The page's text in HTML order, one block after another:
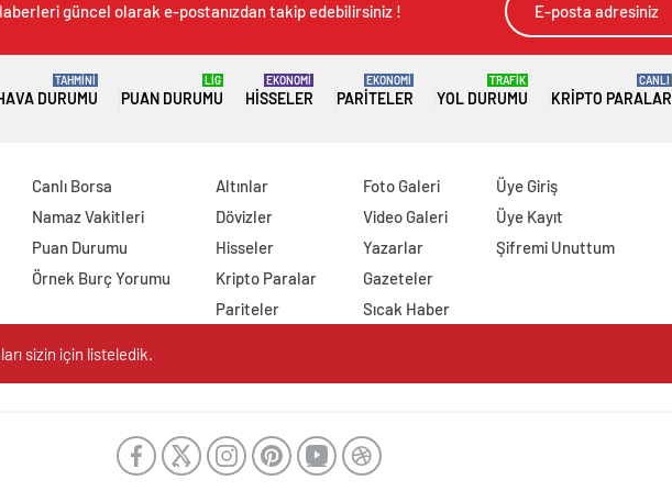
güncel olarak e-postanızdan takip edebilirsiniz !
DURUMU
TAHMİNİ
PUAN DURUMU
LİG
HISSELER
EKONOMİ
PARITELER
EKONOMİ
YOL DURUMU
TRAFİK
KRIPTO PARALAR
CANLI
Canlı Borsa
Namaz Vakitleri
Puan Durumu
Örnek Burç Yorumu
Altınlar
Dövizler
Hisseler
Kripto Paralar
Pariteler
Foto Galeri
Video Galeri
Yazarlar
Gazeteler
Sıcak Haber
Üye Giriş
Üye Kayıt
Şifremi Unuttum
sizin için listeledik.